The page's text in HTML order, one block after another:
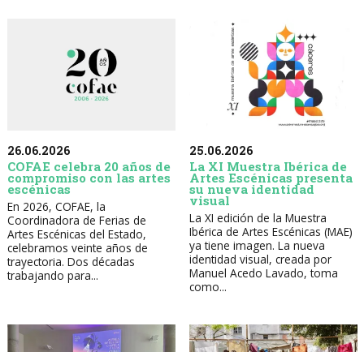
26.06.2026
COFAE celebra 20 años de
compromiso con las artes
escénicas
En 2026, COFAE, la
Coordinadora de Ferias de
Artes Escénicas del Estado,
celebramos veinte años de
trayectoria. Dos décadas
trabajando para...
25.06.2026
La XI Muestra Ibérica de
Artes Escénicas presenta
su nueva identidad
visual
La XI edición de la Muestra
Ibérica de Artes Escénicas (MAE)
ya tiene imagen. La nueva
identidad visual, creada por
Manuel Acedo Lavado, toma
como...